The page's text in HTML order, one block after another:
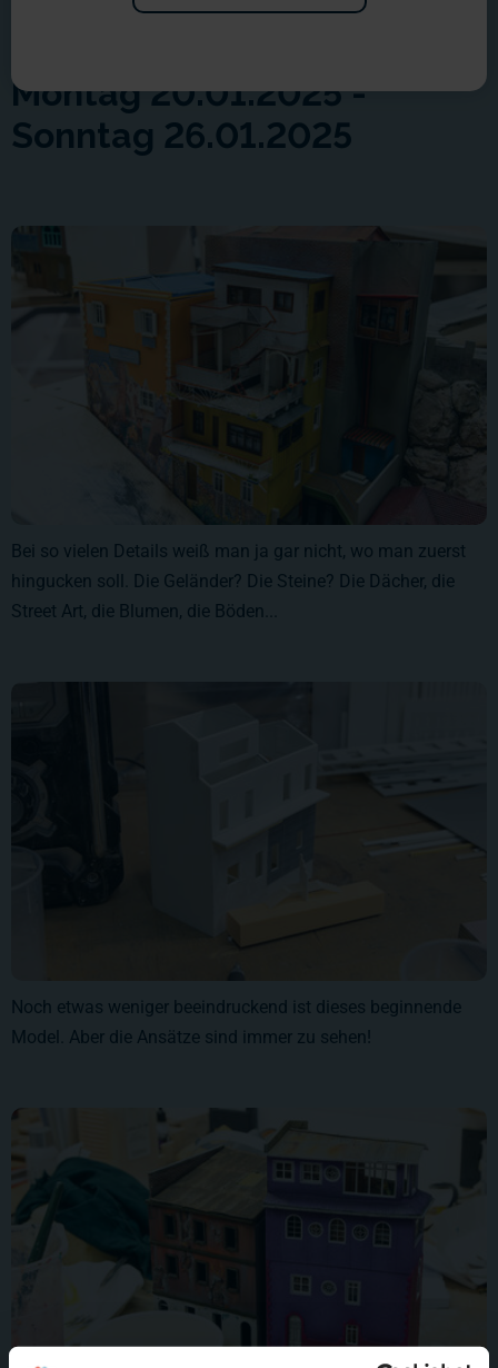
Montag 20.01.2025 -
Sonntag 26.01.2025
Bei so vielen Details weiß man ja gar nicht, wo man zuerst
hingucken soll. Die Geländer? Die Steine? Die Dächer, die
Street Art, die Blumen, die Böden...
Noch etwas weniger beeindruckend ist dieses beginnende
Model. Aber die Ansätze sind immer zu sehen!